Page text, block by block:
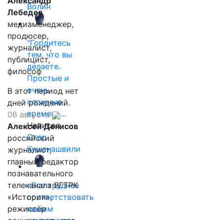
Волин
"Гордитесь
тем, что вы
делаете.
Простые и
очень
сложные
времена…
Написал
Отар
Кушанашвили
«Все труднее
соответствовать
нашим
Лебедев
медиаменеджер,
продюсер,
журналист,
публицист,
философ
В этот период нет
дней рождений.
06 августа
Алексей Денисов
российский
журналист,
главный редактор
познавательного
телеканала ВГТРК
«История»,
режиссёр